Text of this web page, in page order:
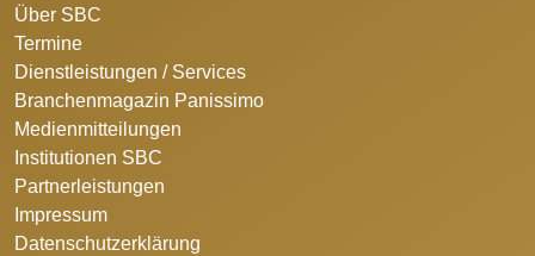
Über SBC
Termine
Dienstleistungen / Services
Branchenmagazin Panissimo
Medienmitteilungen
Institutionen SBC
Partnerleistungen
Impressum
Datenschutzerklärung